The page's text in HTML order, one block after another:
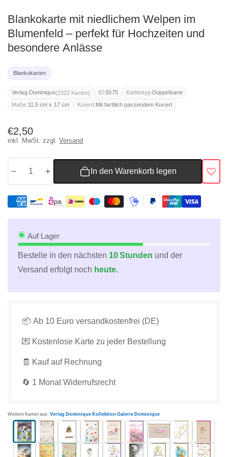
Blankokarte mit niedlichem Welpen im
Blumenfeld – perfekt für Hochzeiten und
besondere Anlässe
Blankokarten
Verlag Dominique(2322 Karten) ID:5075 Kartentyp:Doppelkarte
Maße: 11,5 cm x 17 cm Kuvert:Mit farblich passendem Kuvert
Normaler
Preis
€2,50
inkl. MwSt. zzgl. Versand
Menge
Blankokarte
Welpen
im
Blumenfeld
für
und
Anlässe
Menge
Blankokarte
Welpen
im
Blumenfeld
–
für
und
Anlässe
In den Warenkorb legen
Auf Lager
Bestelle in den nächsten 10 Stunden und der
Versand erfolgt noch heute.
📦 Ab 10 Euro versandkostenfrei (DE)
💌 Kostenlose Karte zu jeder Bestellung
🧾 Kauf auf Rechnung
🔄 1 Monat Widerrufsrecht
Weitere Karten aus: Verlag Dominique Kollektion Galerie Dominique